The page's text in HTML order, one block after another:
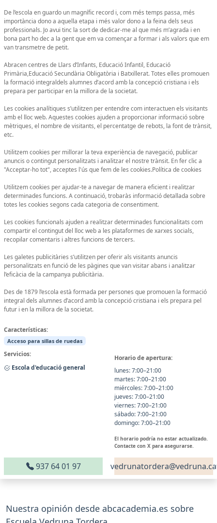
De l’escola en guardo un magnífic record i, com més temps passa, més
importància dono a aquella etapa i més valor dono a la feina dels seus
professionals. Jo avui tinc la sort de dedicar-me al que més m’agrada i en
bona part ho dec a la gent que em va començar a formar i als valors que em
van transmetre de petit.
Abracen centres de Llars d’Infants, Educació Infantil, Educació
Primària,Educació Secundària Obligatòria i Batxillerat. Totes elles promouen
la formació integraldels alumnes d’acord amb la concepció cristiana i els
prepara per participar en la millora de la societat.
Les cookies analítiques s’utilitzen per entendre com interactuen els visitants
amb el lloc web. Aquestes cookies ajuden a proporcionar informació sobre
mètriques, el nombre de visitants, el percentatge de rebots, la font de trànsit,
etc.
Utilitzem cookies per millorar la teva experiència de navegació, publicar
anuncis o contingut personalitzats i analitzar el nostre trànsit. En fer clic a
"Acceptar-ho tot", acceptes l'ús que fem de les cookies.Política de cookies
Utilitzem cookies per ajudar-te a navegar de manera eficient i realitzar
determinades funcions. A continuació, trobaràs informació detallada sobre
totes les cookies segons cada categoria de consentiment.
Les cookies funcionals ajuden a realitzar determinades funcionalitats com
compartir el contingut del lloc web a les plataformes de xarxes socials,
recopilar comentaris i altres funcions de tercers.
Les galetes publicitàries s’utilitzen per oferir als visitants anuncis
personalitzats en funció de les pàgines que van visitar abans i analitzar
l’eficàcia de la campanya publicitària.
Des de 1879 l’escola està formada per persones que promouen la formació
integral dels alumnes d’acord amb la concepció cristiana i els prepara pel
futur i en la millora de la societat.
Características:
Acceso para sillas de ruedas
Servicios:
Escola d'educació general
Horario de apertura:
lunes: 7:00–21:00
martes: 7:00–21:00
miércoles: 7:00–21:00
jueves: 7:00–21:00
viernes: 7:00–21:00
sábado: 7:00–21:00
domingo: 7:00–21:00
El horario podría no estar actualizado.
Contacte con X para asegurarse.
937 64 01 97
Nuestra opinión desde abcacademia.es sobre